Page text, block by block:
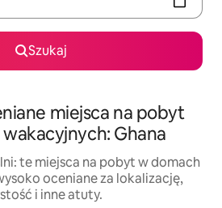
Szukaj
miejsca na pobyt
Ghana
te miejsca na pobyt w domach
oceniane za lokalizację,
i inne atuty.